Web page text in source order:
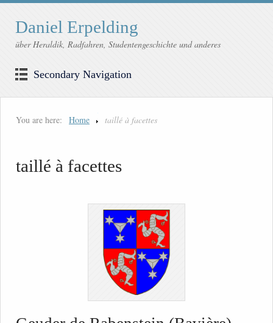
Daniel Erpelding
über Heraldik, Radfahren, Studentengeschichte und anderes
Secondary Navigation
You are here: Home taillé à facettes
taillé à facettes